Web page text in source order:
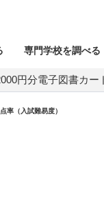
専門学校を調べる
円分電子図書カー
率（入試難易度）